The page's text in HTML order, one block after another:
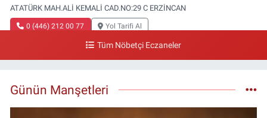
ATATÜRK MAH.ALİ KEMALİ CAD.NO:29 C ERZİNCAN
0 (446) 212 00 77 Yol Tarifi Al
Gazi Eczanesi
0 (446) 212 10 20
Tüm Nöbetçi Eczaneler
Günün Manşetleri